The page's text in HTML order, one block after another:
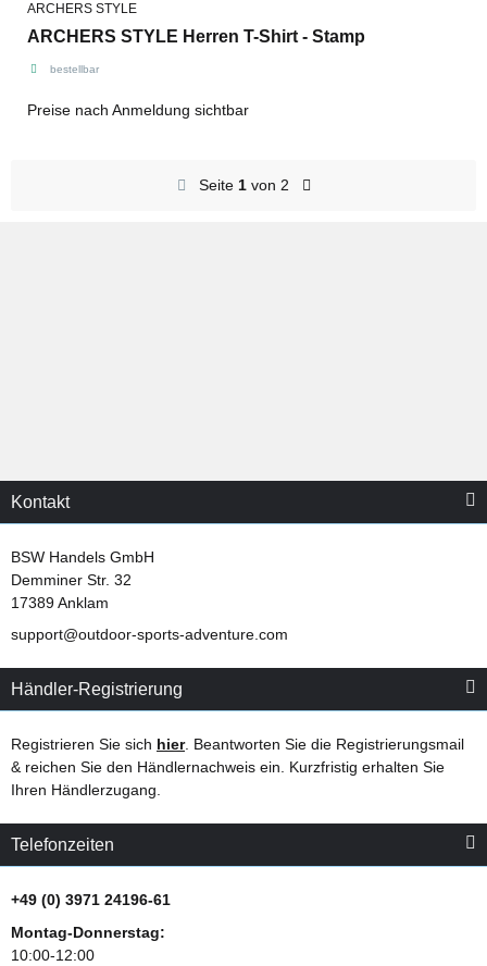
ARCHERS STYLE
ARCHERS STYLE Herren T-Shirt - Stamp
bestellbar
Preise nach Anmeldung sichtbar
Seite 1von 2
Kontakt
BSW Handels GmbH
Demminer Str. 32
17389 Anklam
support@outdoor-sports-adventure.com
Händler-Registrierung
Registrieren Sie sich hier. Beantworten Sie die Registrierungsmail
& reichen Sie den Händlernachweis ein. Kurzfristig erhalten Sie
Ihren Händlerzugang.
Telefonzeiten
+49 (0) 3971 24196-61
Montag-Donnerstag:
10:00-12:00